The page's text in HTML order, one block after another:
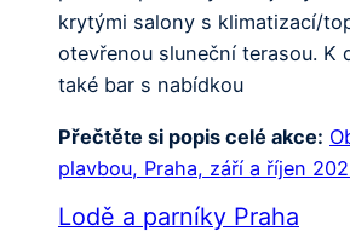
krytými salony s klimatizací/
otevřenou sluneční terasou. K
také bar s nabídkou
Přečtěte si popis celé akce:
plavbou, Praha, září a říjen
Lodě a parníky Praha